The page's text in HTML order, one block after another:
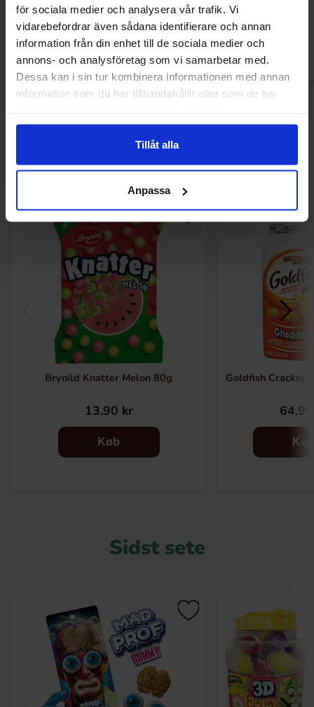
för sociala medier och analysera vår trafik. Vi
vidarebefordrar även sådana identifierare och annan
information från din enhet till de sociala medier och
annons- och analysföretag som vi samarbetar med.
Dessa kan i sin tur kombinera informationen med annan
information som du har tillhandahållit eller som de har
Tillåt alla
Anpassa
Køb
Andre kunne lide
Brynild Knatter Melon 80g
13.90 kr
Køb
Goldfish
Køb
Sidst sete